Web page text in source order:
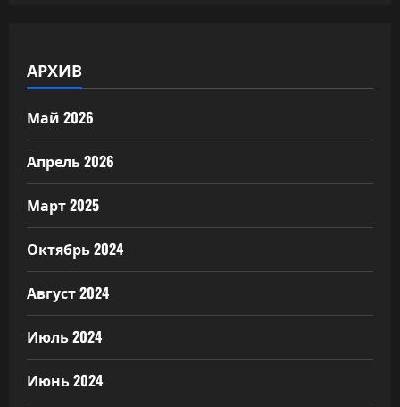
АРХИВ
Май 2026
Апрель 2026
Март 2025
Октябрь 2024
Август 2024
Июль 2024
Июнь 2024